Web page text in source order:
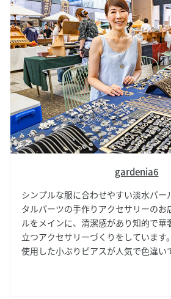
gardenia6
シンプルな服に合わせやすい淡水パー
タルパーツの手作りアクセサリーのお
ルをメインに、清潔感があり知的で華
立つアクセサリーづくりをしています
使用した小ぶりピアスが人気で色違い